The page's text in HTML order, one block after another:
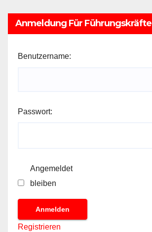
Anmeldung Für Führungskräfte
Benutzername:
Passwort:
Angemeldet
bleiben
Anmelden
Registrieren